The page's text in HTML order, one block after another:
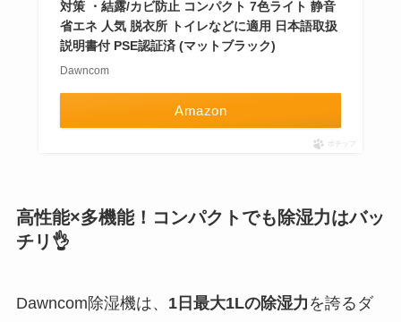
対策 ・結露/カビ防止 コンパクト 7色ライト 静音
省エネ 人気 脱衣所 トイレなどに適用 日本語取扱
説明書付 PSE認証済 (マットブラック)
Dawncom
Amazon
ポチップ
高性能×多機能！コンパクトでも除湿力はバッ
チリ👌
Dawncom除湿機は、 1日最大1Lの除湿力 を誇るダ